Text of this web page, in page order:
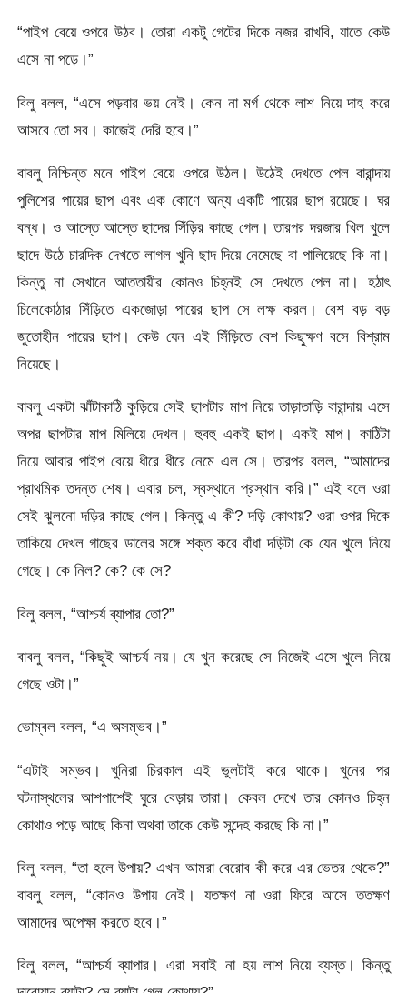
“পাইপ বেয়ে ওপরে উঠব। তোরা একটু গেটের দিকে নজর রাখবি, যাতে কেউ
এসে না পড়ে।”
বিলু বলল, “এসে পড়বার ভয় নেই। কেন না মর্গ থেকে লাশ নিয়ে দাহ করে
আসবে তো সব। কাজেই দেরি হবে।”
বাবলু নিশ্চিন্ত মনে পাইপ বেয়ে ওপরে উঠল। উঠেই দেখতে পেল বারান্দায়
পুলিশের পায়ের ছাপ এবং এক কোণে অন্য একটি পায়ের ছাপ রয়েছে। ঘর
বন্ধ। ও আস্তে আস্তে ছাদের সিঁড়ির কাছে গেল। তারপর দরজার খিল খুলে
ছাদে উঠে চারদিক দেখতে লাগল খুনি ছাদ দিয়ে নেমেছে বা পালিয়েছে কি না।
কিন্তু না সেখানে আততায়ীর কোনও চিহ্নই সে দেখতে পেল না। হঠাৎ
চিলেকোঠার সিঁড়িতে একজোড়া পায়ের ছাপ সে লক্ষ করল। বেশ বড় বড়
জুতোহীন পায়ের ছাপ। কেউ যেন এই সিঁড়িতে বেশ কিছুক্ষণ বসে বিশ্রাম
নিয়েছে।
বাবলু একটা ঝাঁটাকাঠি কুড়িয়ে সেই ছাপটার মাপ নিয়ে তাড়াতাড়ি বারান্দায় এসে
অপর ছাপটার মাপ মিলিয়ে দেখল। হুবহু একই ছাপ। একই মাপ। কাঠিটা
নিয়ে আবার পাইপ বেয়ে ধীরে ধীরে নেমে এল সে। তারপর বলল, “আমাদের
প্রাথমিক তদন্ত শেষ। এবার চল, স্বস্থানে প্রস্থান করি।” এই বলে ওরা
সেই ঝুলনো দড়ির কাছে গেল। কিন্তু এ কী? দড়ি কোথায়? ওরা ওপর দিকে
তাকিয়ে দেখল গাছের ডালের সঙ্গে শক্ত করে বাঁধা দড়িটা কে যেন খুলে নিয়ে
গেছে। কে নিল? কে? কে সে?
বিলু বলল, “আশ্চর্য ব্যাপার তো?”
বাবলু বলল, “কিছুই আশ্চর্য নয়। যে খুন করেছে সে নিজেই এসে খুলে নিয়ে
গেছে ওটা।”
ভোম্বল বলল, “এ অসম্ভব।”
“এটাই সম্ভব। খুনিরা চিরকাল এই ভুলটাই করে থাকে। খুনের পর
ঘটনাস্থলের আশপাশেই ঘুরে বেড়ায় তারা। কেবল দেখে তার কোনও চিহ্ন
কোথাও পড়ে আছে কিনা অথবা তাকে কেউ সন্দেহ করছে কি না।”
বিলু বলল, “তা হলে উপায়? এখন আমরা বেরোব কী করে এর ভেতর থেকে?”
বাবলু বলল, “কোনও উপায় নেই। যতক্ষণ না ওরা ফিরে আসে ততক্ষণ
আমাদের অপেক্ষা করতে হবে।”
বিলু বলল, “আশ্চর্য ব্যাপার। এরা সবাই না হয় লাশ নিয়ে ব্যস্ত। কিন্তু